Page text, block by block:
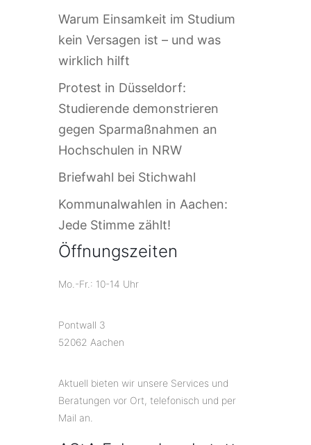
Warum Einsamkeit im Studium
kein Versagen ist – und was
wirklich hilft
Protest in Düsseldorf:
Studierende demonstrieren
gegen Sparmaßnahmen an
Hochschulen in NRW
Briefwahl bei Stichwahl
Kommunalwahlen in Aachen:
Jede Stimme zählt!
Öffnungszeiten
Mo.-Fr.: 10-14 Uhr
Pontwall 3
52062 Aachen
Aktuell bieten wir unsere Services und
Beratungen vor Ort, telefonisch und per
Mail an.